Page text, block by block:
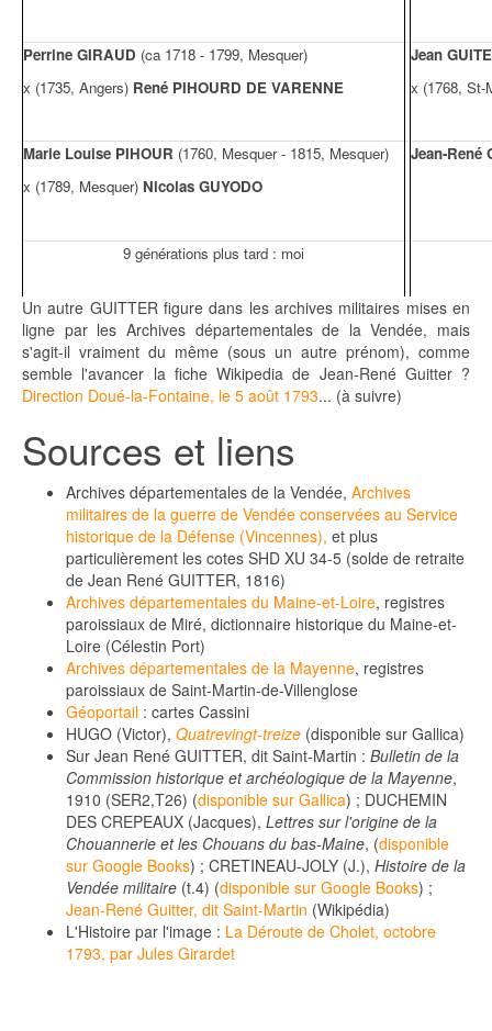
Perrine GIRAUD (ca 1718 - 1799, Mesquer)
x (1735, Angers) René PIHOURD DE VARENNE
Jean
x (1768, St-
Marie Louise PIHOUR (1760, Mesquer - 1815, Mesquer)
x (1789, Mesquer) Nicolas GUYODO
Jean-René
9 générations plus tard : moi
Un autre GUITTER figure dans les archives militaires mises en
ligne par les Archives départementales de la Vendée, mais
s'agit-il vraiment du même (sous un autre prénom), comme
semble l'avancer la fiche Wikipedia de Jean-René Guitter ?
Direction Doué-la-Fontaine, le 5 août 1793... (à suivre)
Sources et liens
Archives départementales de la Vendée, Archives
militaires de la guerre de Vendée conservées au Service
historique de la Défense (Vincennes), et plus
particulièrement les cotes SHD XU 34-5 (solde de retraite
de Jean René GUITTER, 1816)
Archives départementales du Maine-et-Loire, registres
paroissiaux de Miré, dictionnaire historique du Maine-et-
Loire (Célestin Port)
Archives départementales de la Mayenne, registres
paroissiaux de Saint-Martin-de-Villenglose
Géoportail : cartes Cassini
HUGO (Victor), Quatrevingt-treize (disponible sur Gallica)
Sur Jean René GUITTER, dit Saint-Martin : Bulletin de la
Commission historique et archéologique de la Mayenne,
1910 (SER2,T26) (disponible sur Gallica) ; DUCHEMIN
DES CREPEAUX (Jacques), Lettres sur l'origine de la
Chouannerie et les Chouans du bas-Maine, (disponible
sur Google Books) ; CRETINEAU-JOLY (J.), Histoire de la
Vendée militaire (t.4) (disponible sur Google Books) ;
Jean-René Guitter, dit Saint-Martin (Wikipédia)
L'Histoire par l'image : La Déroute de Cholet, octobre
1793, par Jules Girardet